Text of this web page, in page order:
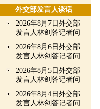
外交部发言人谈话
2026年8月7日外交部
发言人林剑答记者问
2026年8月6日外交部
发言人林剑答记者问
2026年8月5日外交部
发言人林剑答记者问
2026年8月4日外交部
发言人林剑答记者问